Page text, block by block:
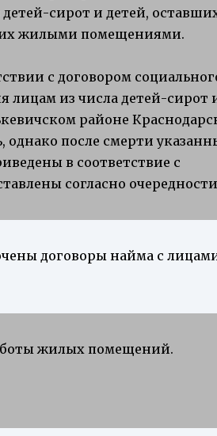
сирот и детей,
их жилыми помещениями.
с договором
лицам из числа детей-сирот
районе
однако после смерти
в соответствие с
согласно
договоры найма с
жилых помещений.